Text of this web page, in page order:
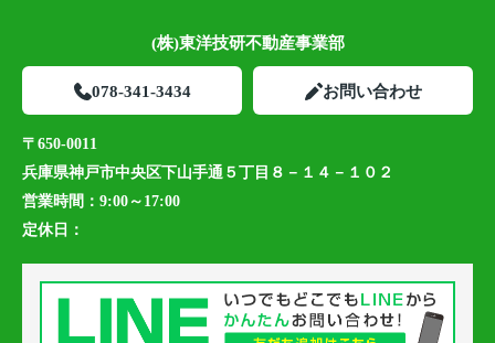
(株)東洋技研不動産事業部
078-341-3434 お問い合わせ
〒650-0011
兵庫県神戸市中央区下山手通５丁目８－１４－１０２
営業時間： 9:00～17:00
定休日：